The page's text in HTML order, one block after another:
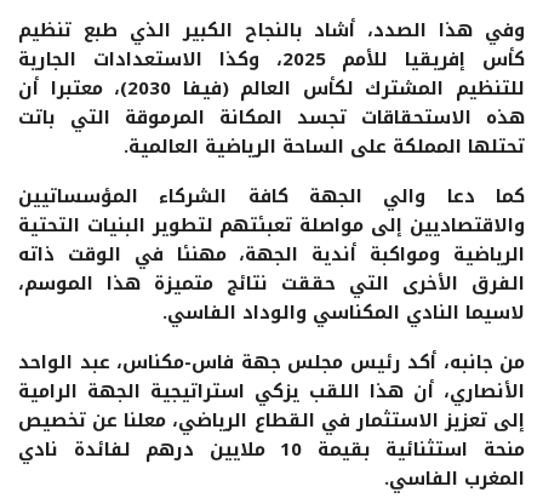
وفي هذا الصدد، أشاد بالنجاح الكبير الذي طبع تنظيم
كأس إفريقيا للأمم 2025، وكذا الاستعدادات الجارية
للتنظيم المشترك لكأس العالم (فيفا 2030)، معتبرا أن
هذه الاستحقاقات تجسد المكانة المرموقة التي باتت
تحتلها المملكة على الساحة الرياضية العالمية.
كما دعا والي الجهة كافة الشركاء المؤسساتيين
والاقتصاديين إلى مواصلة تعبئتهم لتطوير البنيات التحتية
الرياضية ومواكبة أندية الجهة، مهنئا في الوقت ذاته
الفرق الأخرى التي حققت نتائج متميزة هذا الموسم،
لاسيما النادي المكناسي والوداد الفاسي.
من جانبه، أكد رئيس مجلس جهة فاس-مكناس، عبد الواحد
الأنصاري، أن هذا اللقب يزكي استراتيجية الجهة الرامية
إلى تعزيز الاستثمار في القطاع الرياضي، معلنا عن تخصيص
منحة استثنائية بقيمة 10 ملايين درهم لفائدة نادي
المغرب الفاسي.